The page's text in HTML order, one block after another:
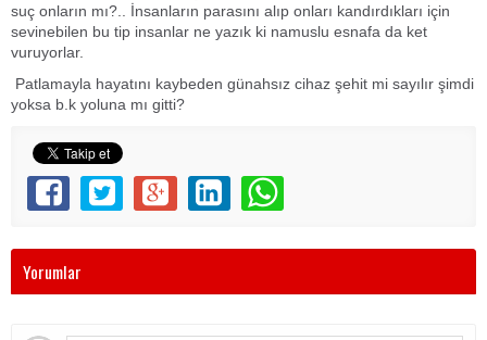
suç onların mı?.. İnsanların parasını alıp onları kandırdıkları için
sevinebilen bu tip insanlar ne yazık ki namuslu esnafa da ket
vuruyorlar.
Patlamayla hayatını kaybeden günahsız cihaz şehit mi sayılır şimdi
yoksa b.k yoluna mı gitti?
Yorumlar